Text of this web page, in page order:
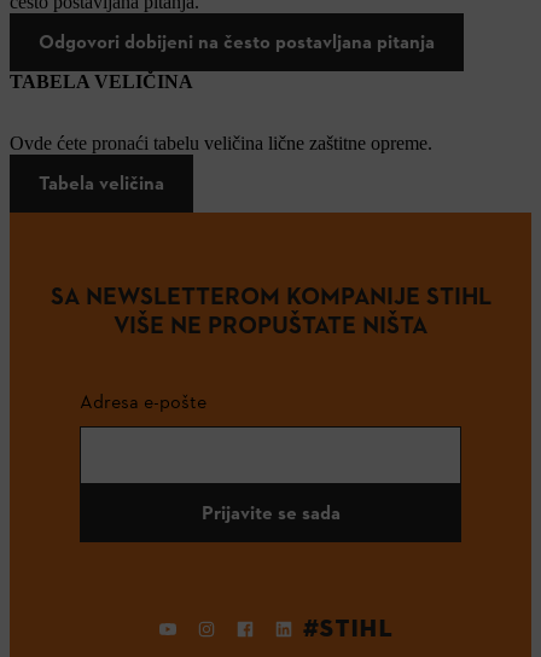
Odgovori dobijeni na često postavljana pitanja
TABELA VELIČINA
Ovde ćete pronaći tabelu veličina lične zaštitne opreme.
Tabela veličina
SA NEWSLETTEROM KOMPANIJE STIHL
VIŠE NE PROPUŠTATE NIŠTA
Adresa e-pošte
Prijavite se sada
#STIHL